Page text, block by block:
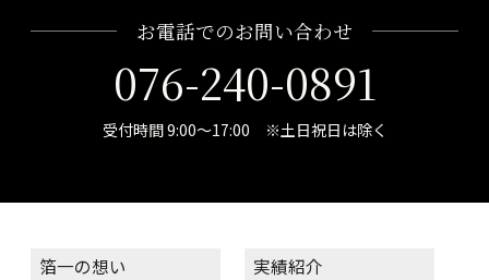
お電話でのお問い合わせ
076-240-0891
受付時間 9:00～17:00 ※土日祝日は除く
箔一の想い 実績紹介